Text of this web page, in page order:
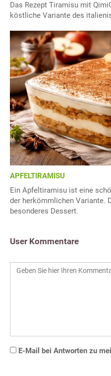
Das Rezept Tiramisu mit
köstliche Variante des
APFELTIRAMISU
Ein Apfeltiramisu ist eine
der herkömmlichen Variante.
besonderes Dessert.
User Kommentare
E-Mail bei Antworten zu